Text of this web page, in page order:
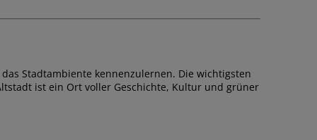
Stadtambiente kennenzulernen. Die wichtigsten
ist ein Ort voller Geschichte, Kultur und grüner